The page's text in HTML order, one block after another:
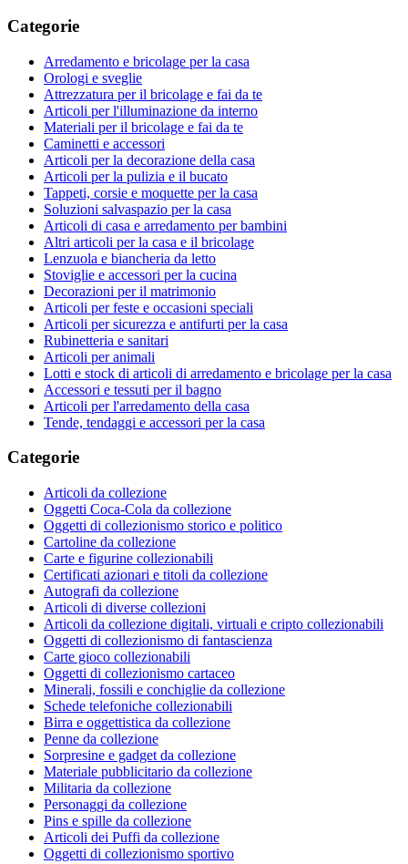
Categorie
Arredamento e bricolage per la casa
Orologi e sveglie
Attrezzatura per il bricolage e fai da te
Articoli per l'illuminazione da interno
Materiali per il bricolage e fai da te
Caminetti e accessori
Articoli per la decorazione della casa
Articoli per la pulizia e il bucato
Tappeti, corsie e moquette per la casa
Soluzioni salvaspazio per la casa
Articoli di casa e arredamento per bambini
Altri articoli per la casa e il bricolage
Lenzuola e biancheria da letto
Stoviglie e accessori per la cucina
Decorazioni per il matrimonio
Articoli per feste e occasioni speciali
Articoli per sicurezza e antifurti per la casa
Rubinetteria e sanitari
Articoli per animali
Lotti e stock di articoli di arredamento e bricolage per la casa
Accessori e tessuti per il bagno
Articoli per l'arredamento della casa
Tende, tendaggi e accessori per la casa
Categorie
Articoli da collezione
Oggetti Coca-Cola da collezione
Oggetti di collezionismo storico e politico
Cartoline da collezione
Carte e figurine collezionabili
Certificati azionari e titoli da collezione
Autografi da collezione
Articoli di diverse collezioni
Articoli da collezione digitali, virtuali e cripto collezionabili
Oggetti di collezionismo di fantascienza
Carte gioco collezionabili
Oggetti di collezionismo cartaceo
Minerali, fossili e conchiglie da collezione
Schede telefoniche collezionabili
Birra e oggettistica da collezione
Penne da collezione
Sorpresine e gadget da collezione
Materiale pubblicitario da collezione
Militaria da collezione
Personaggi da collezione
Pins e spille da collezione
Articoli dei Puffi da collezione
Oggetti di collezionismo sportivo